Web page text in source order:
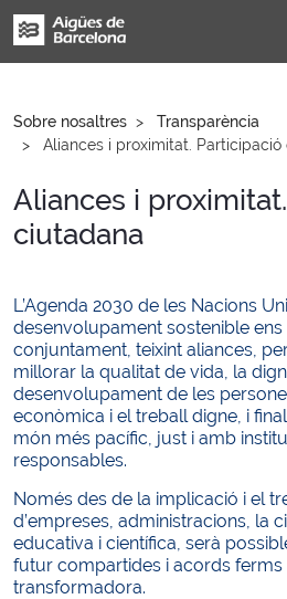
Sobre nosaltres
Transparència
Aliances i proximitat. Participació
Aliances i
ciutadana
L’Agenda 2030 de les Nacions
desenvolupament sostenible ens
conjuntament, teixint aliances,
millorar la qualitat de vida, la
desenvolupament de les
econòmica i el treball digne, i
món més pacífic, just i amb
responsables.
Només des de la implicació i el
d’empreses, administracions, la
educativa i científica, serà
futur compartides i acords ferms
transformadora.